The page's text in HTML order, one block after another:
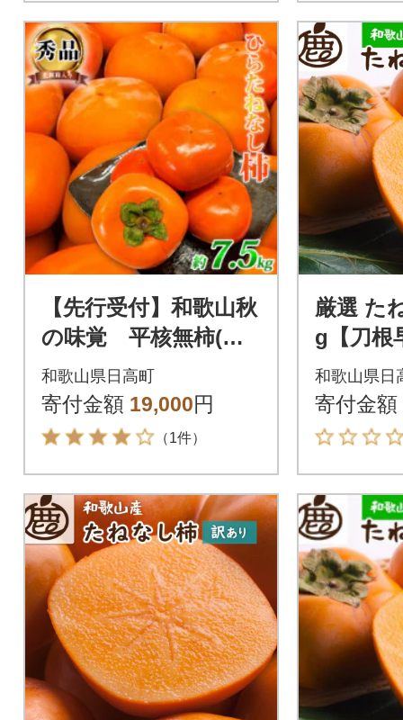
【先行受付】和歌山秋
の味覚 平核無柿(ひ
らたねなしがき) 約
7.5kg【日高町】
和歌山県日高町
寄付金額 19,000円
（1件）
厳選 た
g【刀根
柿(ひら
き)】
和歌山県日
寄付金額